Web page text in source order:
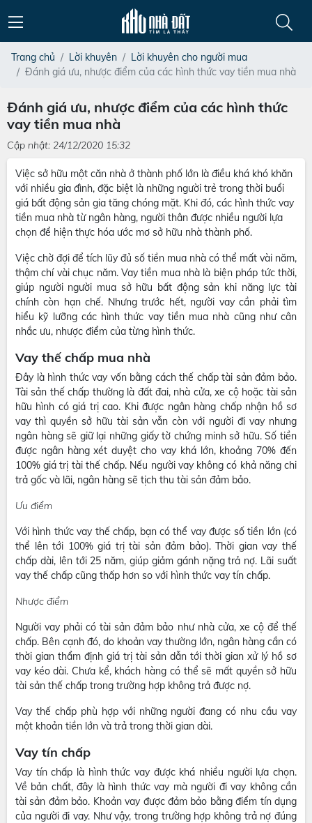
Trang chủ Lời khuyên
Lời khuyên cho người mua
Đánh giá ưu, nhược điểm của các hình thức vay tiền mua nhà
Đánh giá ưu, nhược điểm của các hình thức
vay tiền mua nhà
Cập nhật: 24/12/2020 15:32
Việc sở hữu một căn nhà ở thành phố lớn là điều khá khó khăn
với nhiều gia đình, đặc biệt là những người trẻ trong thời buổi
giá bất động sản gia tăng chóng mặt. Khi đó, các hình thức vay
tiền mua nhà từ ngân hàng, người thân được nhiều người lựa
chọn để hiện thực hóa ước mơ sở hữu nhà thành phố.
Việc chờ đợi để tích lũy đủ số tiền mua nhà có thể mất vài năm,
thậm chí vài chục năm. Vay tiền mua nhà là biện pháp tức thời,
giúp người người mua sở hữu bất động sản khi năng lực tài
chính còn hạn chế. Nhưng trước hết, người vay cần phải tìm
hiểu kỹ lưỡng các hình thức vay tiền mua nhà cũng như cân
nhắc ưu, nhược điểm của từng hình thức.
Vay thế chấp mua nhà
Đây là hình thức vay vốn bằng cách thế chấp tài sản đảm bảo.
Tài sản thế chấp thường là đất đai, nhà cửa, xe cộ hoặc tài sản
hữu hình có giá trị cao. Khi được ngân hàng chấp nhận hồ sơ
vay thì quyền sở hữu tài sản vẫn còn với người đi vay nhưng
ngân hàng sẽ giữ lại những giấy tờ chứng minh sở hữu. Số tiền
được ngân hàng xét duyệt cho vay khá lớn, khoảng 70% đến
100% giá trị tài thế chấp. Nếu người vay không có khả năng chi
trả gốc và lãi, ngân hàng sẽ tịch thu tài sản đảm bảo.
Ưu điểm
Với hình thức vay thế chấp, bạn có thể vay được số tiền lớn (có
thể lên tới 100% giá trị tài sản đảm bảo). Thời gian vay thế
chấp dài, lên tới 25 năm, giúp giảm gánh nặng trả nợ. Lãi suất
vay thế chấp cũng thấp hơn so với hình thức vay tín chấp.
Nhược điểm
Người vay phải có tài sản đảm bảo như nhà cửa, xe cộ để thế
chấp. Bên cạnh đó, do khoản vay thường lớn, ngân hàng cần có
thời gian thẩm định giá trị tài sản dẫn tới thời gian xử lý hồ sơ
vay kéo dài. Chưa kể, khách hàng có thể sẽ mất quyền sở hữu
tài sản thế chấp trong trường hợp không trả được nợ.
Vay thế chấp phù hợp với những người đang có nhu cầu vay
một khoản tiền lớn và trả trong thời gian dài.
Vay tín chấp
Vay tín chấp là hình thức vay được khá nhiều người lựa chọn.
Về bản chất, đây là hình thức vay mà người đi vay không cần
tài sản đảm bảo. Khoản vay được đảm bảo bằng điểm tín dụng
của người đi vay. Như vậy, trong trường hợp không trả nợ đúng